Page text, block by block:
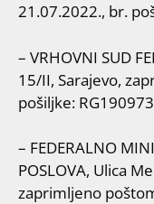
21.07.2022., br.
– VRHOVNI SUD
15/II, Sarajevo,
pošiljke:
– FEDERALNO
POSLOVA, Ulica
zaprimljeno